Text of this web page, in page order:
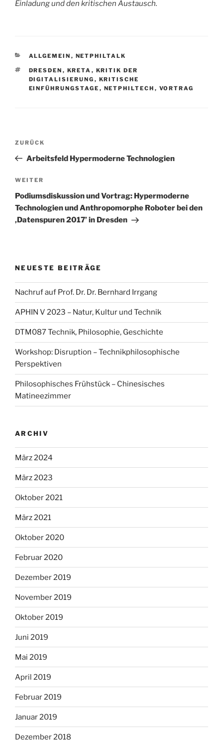
Einladung und den kritischen Austausch.
KATEGORIEN
ALLGEMEIN , NETPHILTALK
SCHLAGWÖRTER
DRESDEN , KRETA , KRITIK DER
DIGITALISIERUNG , KRITISCHE
EINFÜHRUNGSTAGE , NETPHILTECH , VORTRAG
Beitragsnavigation
Vorheriger
Beitrag
ZURÜCK
Arbeitsfeld Hypermoderne Technologien
Nächster
Beitrag
WEITER
Podiumsdiskussion und Vortrag: Hypermoderne
Technologien und Anthropomorphe Roboter bei den
‚Datenspuren 2017’ in Dresden
NEUESTE BEITRÄGE
Nachruf auf Prof. Dr. Dr. Bernhard Irrgang
APHIN V 2023 – Natur, Kultur und Technik
DTM087 Technik, Philosophie, Geschichte
Workshop: Disruption – Technikphilosophische
Perspektiven
Philosophisches Frühstück – Chinesisches
Matineezimmer
ARCHIV
März 2024
März 2023
Oktober 2021
März 2021
Oktober 2020
Februar 2020
Dezember 2019
November 2019
Oktober 2019
Juni 2019
Mai 2019
April 2019
Februar 2019
Januar 2019
Dezember 2018